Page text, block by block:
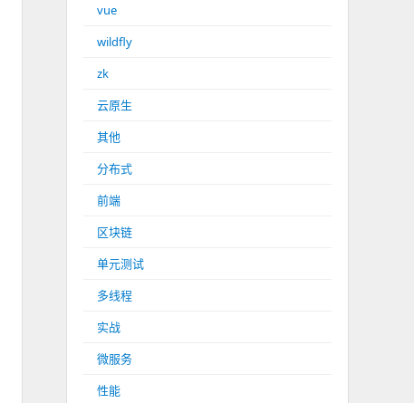
vue
wildfly
zk
云原生
其他
分布式
前端
区块链
单元测试
多线程
实战
微服务
性能